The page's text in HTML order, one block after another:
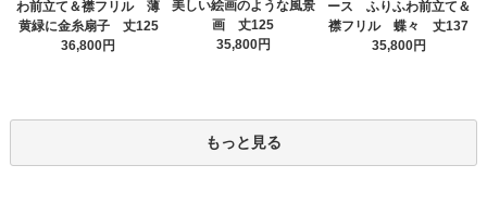
わ前立て＆襟フリル 薄
黄緑に金糸扇子 丈125
36,800円
美しい絵画のような風景
画 丈125
35,800円
ース ふりふわ前立て＆
襟フリル 蝶々 丈137
35,800円
もっと見る